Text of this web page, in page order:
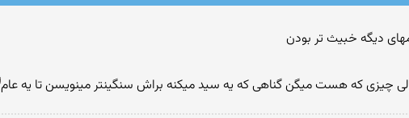
چیزی که هست میگن گناهی که یه سید میکنه براش سنگینتر مینویسن تا یه عام